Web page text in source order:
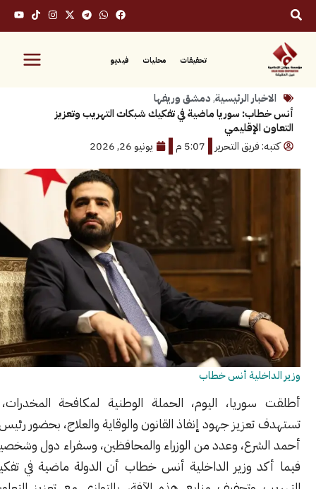
محليات فيديو
الرئيسية,دمشق وريفها
سوريا ماضية في تفكيك شبكات التهريب وتعزيز
الإقليمي
فريق التحرير
5:07 م يونيو 26, 2026
أنس خطاب
اليوم، الحملة الوطنية لمكافحة المخدرات، في خطوة
جهود إنفاذ القانون والوقاية والعلاج، بحضور رئيس الجمهورية
وعدد من الوزراء والمحافظين، وسفراء دول وشخصيات رسمية،
وزير الداخلية أنس خطاب أن الدولة ماضية في تفكيك شبكات